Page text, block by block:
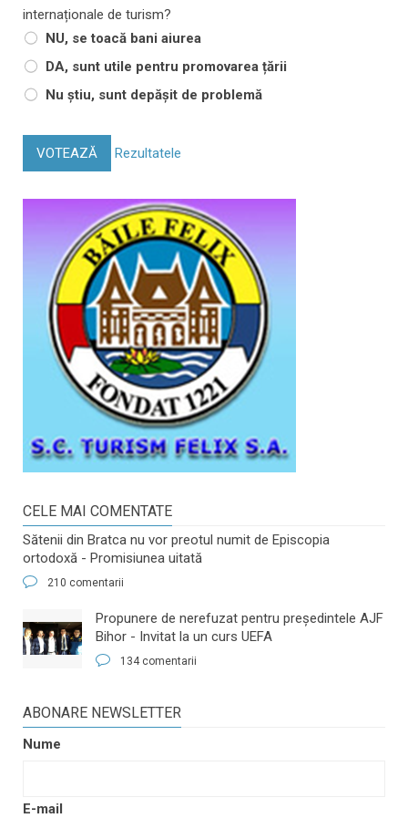
internaționale de turism?
NU, se toacă bani aiurea
DA, sunt utile pentru promovarea țării
Nu știu, sunt depășit de problemă
VOTEAZĂ Rezultatele
CELE MAI COMENTATE
Sătenii din Bratca nu vor preotul numit de Episcopia
ortodoxă - Promisiunea uitată
210 comentarii
​Propunere de nerefuzat pentru preşedintele AJF
Bihor - Invitat la un curs UEFA
134 comentarii
ABONARE NEWSLETTER
Nume
E-mail